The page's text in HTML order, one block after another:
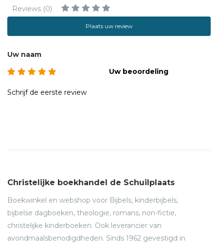
Reviews (0)
Plaats uw review
Uw naam
Uw beoordeling
Schrijf de eerste review
Christelijke boekhandel de Schuilplaats
Boekwinkel en webshop voor Bijbels, kinderbijbels,
bijbelse dagboeken, theologie, romans, non-fictie,
christelijke kinderboeken. Ook leverancier van
avondmaalsbenodigdheden. Sinds 1962 gevestigd in